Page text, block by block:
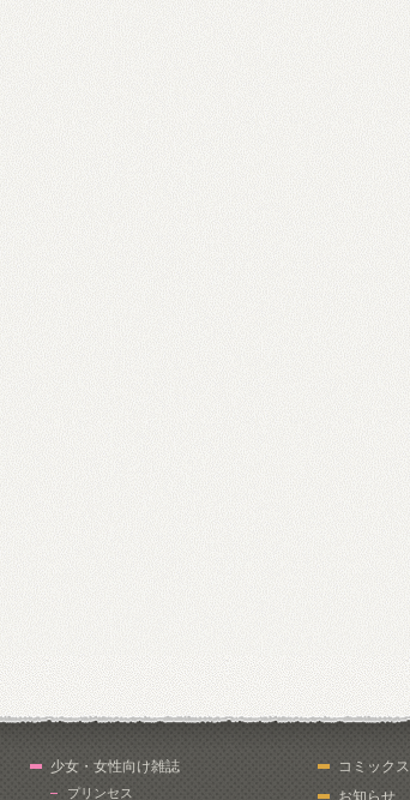
少女・女性向け雑誌
プリンセス
コミックス
お知らせ